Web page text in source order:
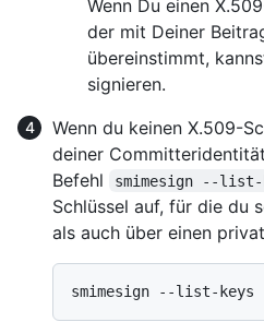
Wenn Du einen
der mit Deiner
übereinstimmt,
signieren.
Wenn du keinen X.509-
deiner
Befehl
smimesign --list-
Schlüssel auf, für die du
als auch über einen